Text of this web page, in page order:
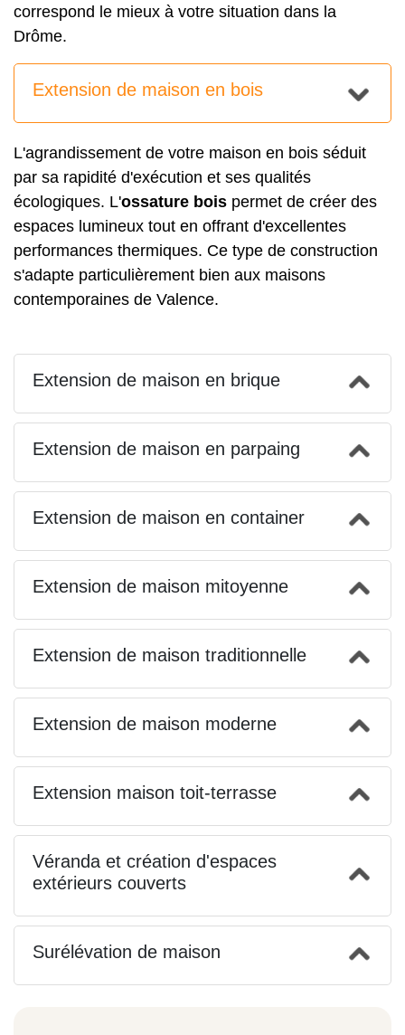
correspond le mieux à votre situation dans la
Drôme.
Extension de maison en bois
L'agrandissement de votre maison en bois séduit
par sa rapidité d'exécution et ses qualités
écologiques. L'ossature bois permet de créer des
espaces lumineux tout en offrant d'excellentes
performances thermiques. Ce type de construction
s'adapte particulièrement bien aux maisons
contemporaines de Valence.
Extension de maison en brique
Extension de maison en parpaing
Extension de maison en container
Extension de maison mitoyenne
Extension de maison traditionnelle
Extension de maison moderne
Extension maison toit-terrasse
Véranda et création d'espaces
extérieurs couverts
Surélévation de maison